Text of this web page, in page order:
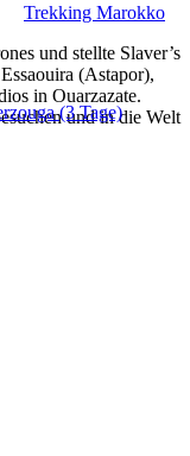
(3 Tage)
Trekking Marokko
und stellte Slaver’s
(Astapor),
in Ouarzazate.
und in die Welt